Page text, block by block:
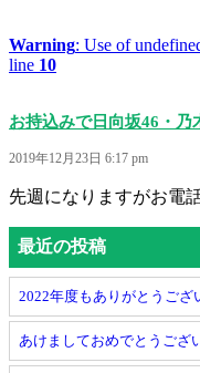
Warning: Use of
line 10
お持込みで日向坂46・乃
2019年12月23日 6:17 pm
先週になりますがお電
最近の投稿
2022年度もありがとうござ
あけましておめでとうござ